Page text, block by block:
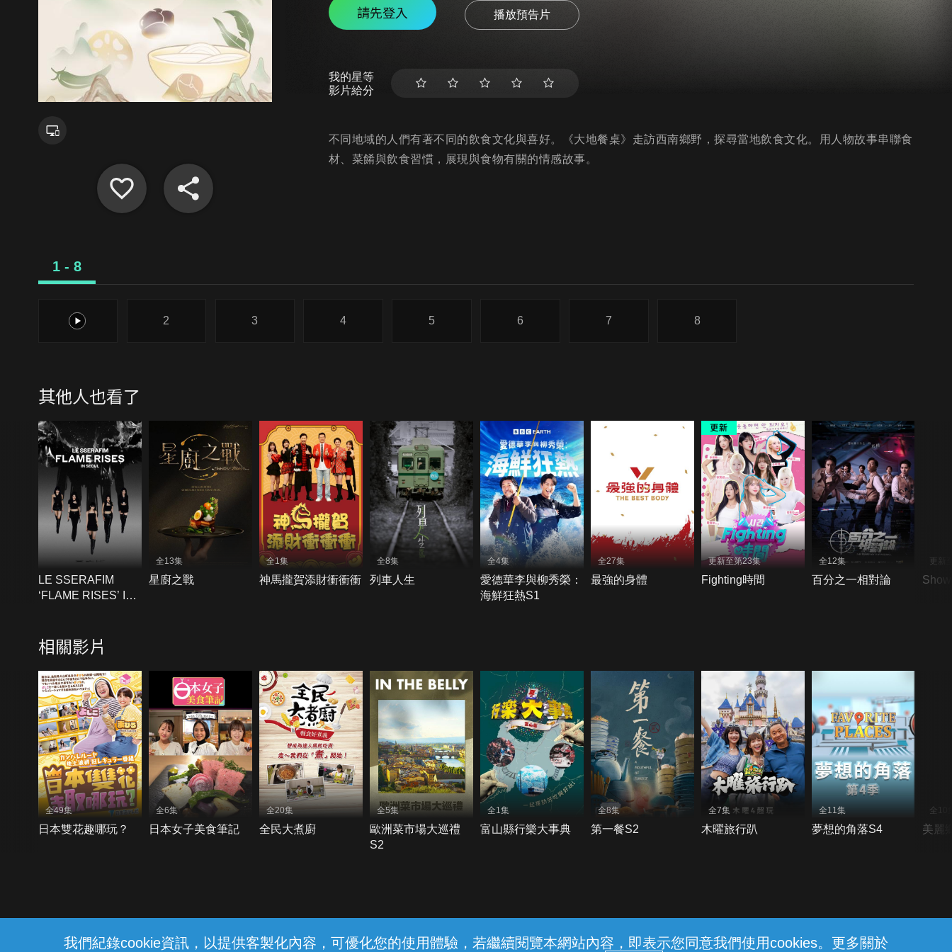
我們紀錄cookie資訊，以提供客製化內容，可優化您的使用體驗，若繼續閱覽本網站內容，即表示您同意我們使用cookies。更多關於
請先登入 播放預告片
我的星等
影片給分
不同地域的人們有著不同的飲食文化與喜好。《大地餐桌》走訪西南鄉野，探尋當地飲食文化。用人物故事串聯食
材、菜餚與飲食習慣，展現與食物有關的情感故事。
1 - 8
1 2 3 4 5 6 7 8
其他人也看了
LE SSERAFIM
‘FLAME RISES’ IN
全13集
星廚之戰
全1集
神馬攏賀添財衝衝衝
全8集
列車人生
全4集
愛德華李與柳秀榮：
海鮮狂熱S1
全27集
最強的身體
更新至第23集
Fighting時間
全12集
百分之一相對論
更新
相關影片
全49集
日本雙花趣哪玩？
全6集
日本女子美食筆記
全20集
全民大煮廚
全5集
歐洲菜市場大巡禮
S2
全1集
富山縣行樂大事典
全8集
第一餐S2
全7集
木曜旅行趴
全11集
夢想的角落S4
全10
美麗
線上客服 服務條款 隱私權保護